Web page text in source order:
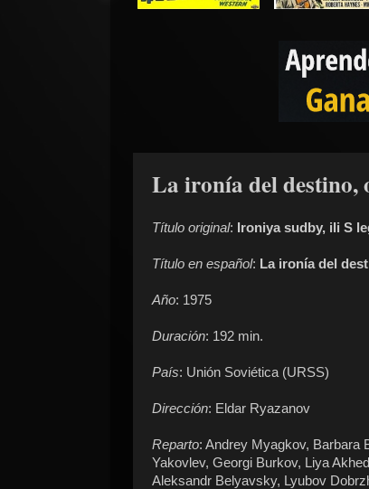
La ironía del destino,
Título original: Ironiya sudby, ili S
Título en español: La ironía del
Año: 1975
Duración: 192 min.
País: Unión Soviética (URSS)
Dirección: Eldar Ryazanov
Reparto: Andrey Myagkov, Barbara
Yakovlev, Georgi Burkov, Liya
Aleksandr Belyavsky, Lyubov